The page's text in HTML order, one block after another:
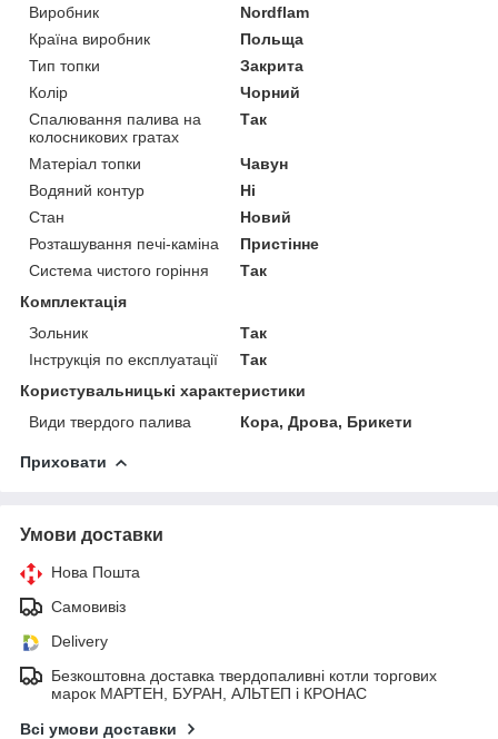
Виробник
Nordflam
Країна виробник
Польща
Тип топки
Закрита
Колір
Чорний
Спалювання палива на
колосникових гратах
Так
Матеріал топки
Чавун
Водяний контур
Ні
Стан
Новий
Розташування печі-каміна
Пристінне
Система чистого горіння
Так
Комплектація
Зольник
Так
Інструкція по експлуатації
Так
Користувальницькі характеристики
Види твердого палива
Кора, Дрова, Брикети
Приховати
Умови доставки
Нова Пошта
Самовивіз
Delivery
Безкоштовна доставка твердопаливні котли торгових
марок МАРТЕН, БУРАН, АЛЬТЕП і КРОНАС
Всі умови доставки